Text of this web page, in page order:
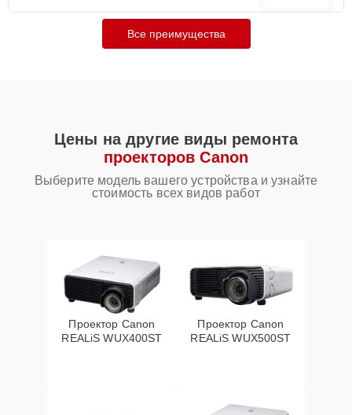
Все преимущества
Цены на другие виды ремонта
проекторов Canon
Выберите модель вашего устройства и узнайте
стоимость всех видов работ
Проектор Canon
REALiS WUX400ST
Проектор Canon
REALiS WUX500ST